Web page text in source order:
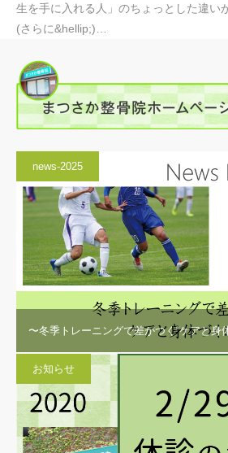
生を手に入れる人」のちょっとした違い
(さらに&hellip;)…
news-2025
〜冬季トレーニングで差がつく“ケアと身
お知らせ